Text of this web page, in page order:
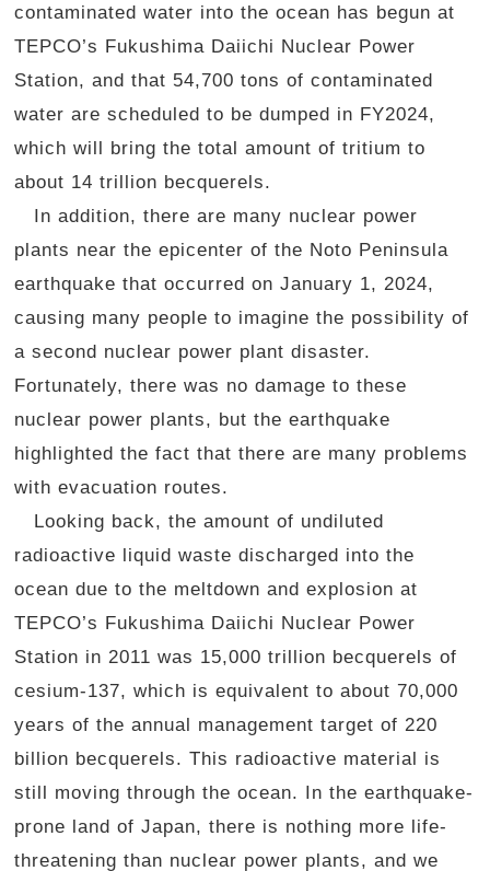
contaminated water into the ocean has begun at
TEPCO’s Fukushima Daiichi Nuclear Power
Station, and that 54,700 tons of contaminated
water are scheduled to be dumped in FY2024,
which will bring the total amount of tritium to
about 14 trillion becquerels.
In addition, there are many nuclear power
plants near the epicenter of the Noto Peninsula
earthquake that occurred on January 1, 2024,
causing many people to imagine the possibility of
a second nuclear power plant disaster.
Fortunately, there was no damage to these
nuclear power plants, but the earthquake
highlighted the fact that there are many problems
with evacuation routes.
Looking back, the amount of undiluted
radioactive liquid waste discharged into the
ocean due to the meltdown and explosion at
TEPCO’s Fukushima Daiichi Nuclear Power
Station in 2011 was 15,000 trillion becquerels of
cesium-137, which is equivalent to about 70,000
years of the annual management target of 220
billion becquerels. This radioactive material is
still moving through the ocean. In the earthquake-
prone land of Japan, there is nothing more life-
threatening than nuclear power plants, and we